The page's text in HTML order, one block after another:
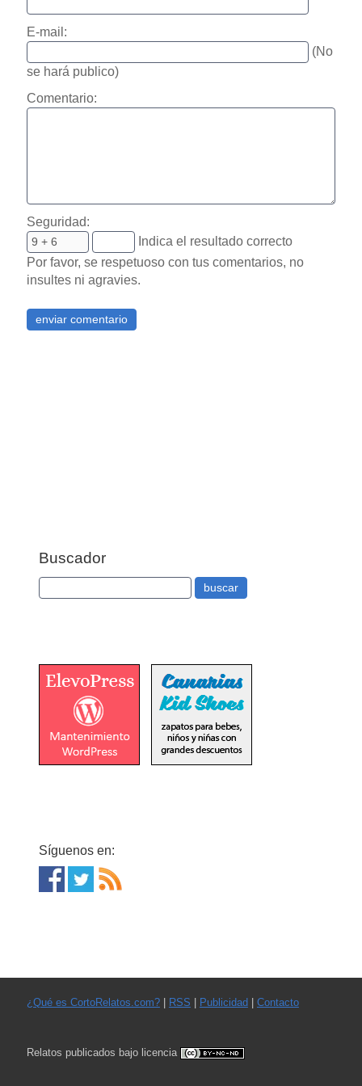
E-mail:
(No
se hará publico)
Comentario:
Seguridad:
Indica el resultado correcto
Por favor, se respetuoso con tus comentarios, no
insultes ni agravies.
Buscador
Síguenos en:
¿Qué es CortoRelatos.com?| RSS Publicidad Contacto
Relatos publicados bajo licencia